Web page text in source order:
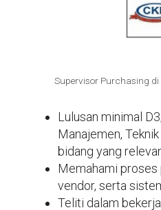
Supervisor Purchasing
Lulusan minimal
Manajemen,
bidang yang
Memahami proses
vendor, serta
Teliti dalam